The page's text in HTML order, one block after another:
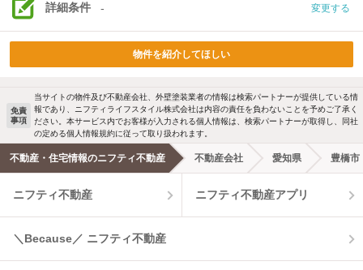
詳細条件 - 変更する
物件を紹介してほしい
免責
事項
当サイトの物件及び不動産会社、外壁塗装業者の情報は検索パートナーが提供している情
報であり、ニフティライフスタイル株式会社は内容の責任を負わないことを予めご了承く
ださい。本サービス内でお客様が入力される個人情報は、検索パートナーが取得し、同社
の定める個人情報規約に従って取り扱われます。
不動産・住宅情報のニフティ不動産 不動産会社 愛知県 豊橋市
ニフティ不動産 ニフティ不動産アプリ
＼Because／ ニフティ不動産